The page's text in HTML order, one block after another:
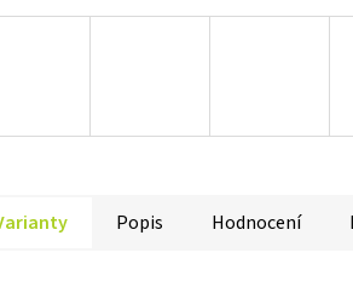
Popis Hodnocení